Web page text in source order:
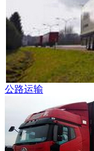
公路运输